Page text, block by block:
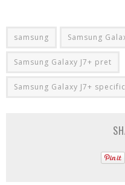
samsung Samsung
Samsung Galaxy J7+ pret
Samsung Galaxy J7+